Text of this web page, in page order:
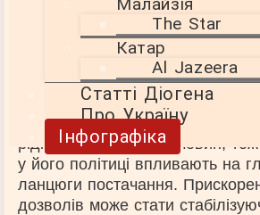
The Star
Катар
Al Jazeera
Статті Діогена
Про Україну
Інфографіка
енергетики, зокрема вітряків і
Спрощення експортного
на меті знизити ризики
для промислових гігантів ЄС.
переважну частину світового
рідкісноземельних речовин, тож
у його політиці впливають на
ланцюги постачання.
дозволів може стати